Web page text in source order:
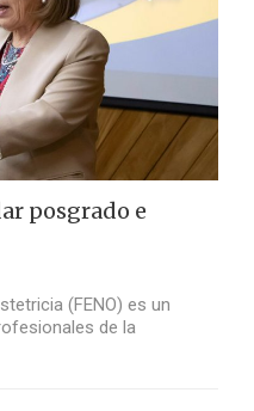
posgrado e
(FENO) es un
de la